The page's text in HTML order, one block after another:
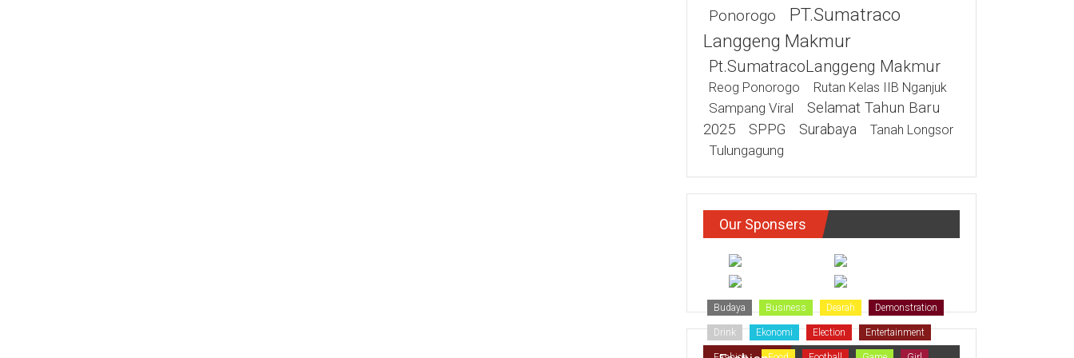
Ponorogo
PT.Sumatraco
Langgeng Makmur
Pt.SumatracoLanggeng Makmur
Reog Ponorogo Rutan Kelas IIB Nganjuk
Sampang Viral
Selamat Tahun Baru
2025
SPPG Surabaya Tanah Longsor
Tulungagung
Our Sponsers
Budaya Business Dearah Demonstration
Drink Ekonomi Election Entertainment